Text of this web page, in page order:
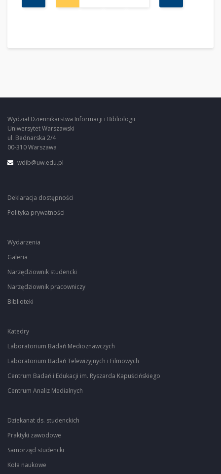
Wydział Dziennikarstwa Informacji i Bibliologii
Uniwersytet Warszawski
ul. Bednarska 2/4
00-310 Warszawa
wdib@uw.edu.pl
Deklaracja dostępności
Polityka prywatności
Wydarzenia
Galeria
Narzędziownik studencki
Narzędziownik pracowniczy
Biblioteki
Katedry
Laboratorium Badań Medioznawczych
Laboratorium Badań Telewizyjnych i Filmowych
Centrum Badań i Edukacji im. Ryszarda Kapuścińskiego
Centrum Analiz Medialnych
Dziekanat ds. studenckich
Praktyki zawodowe
Samorząd studencki
Koła naukowe